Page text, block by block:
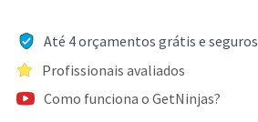
Até 4 orçamentos grátis e seguros
Profissionais avaliados
Como funciona o GetNinjas?